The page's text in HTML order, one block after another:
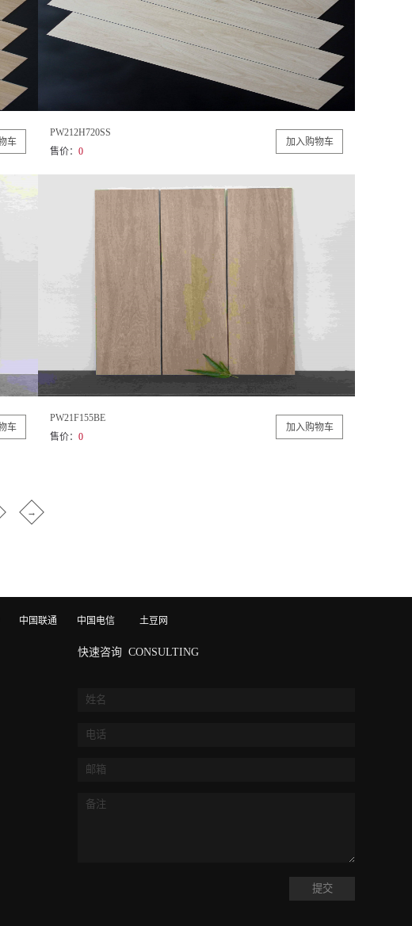
PW212H720SS
售价： 0
PW21F155BE
售价： 0
→
中国联通 中国电信 土豆网
快速咨询 CONSULTING